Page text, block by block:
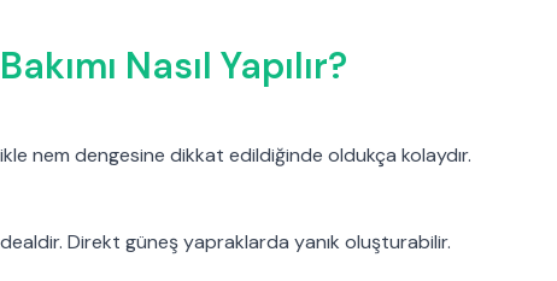
Nasıl Yapılır?
nem dengesine dikkat edildiğinde oldukça kolaydır.
idealdir. Direkt güneş yapraklarda yanık oluşturabilir.